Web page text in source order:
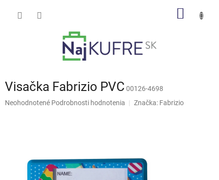
Visačka Fabrizio PVC 00126-4698
Priemerné
hviezdičiek.
Neohodnotené Podrobnosti hodnotenia Značka: Fabrizio